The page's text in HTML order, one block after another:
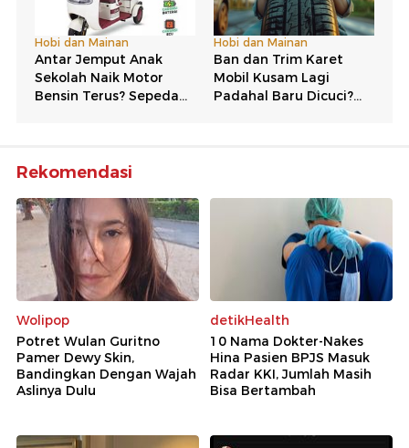
Rekomendasi
Wolipop
Potret Wulan Guritno
Pamer Dewy Skin,
Bandingkan Dengan Wajah
Aslinya Dulu
detikHealth
10 Nama Dokter-Nakes
Hina Pasien BPJS Masuk
Radar KKI, Jumlah Masih
Bisa Bertambah